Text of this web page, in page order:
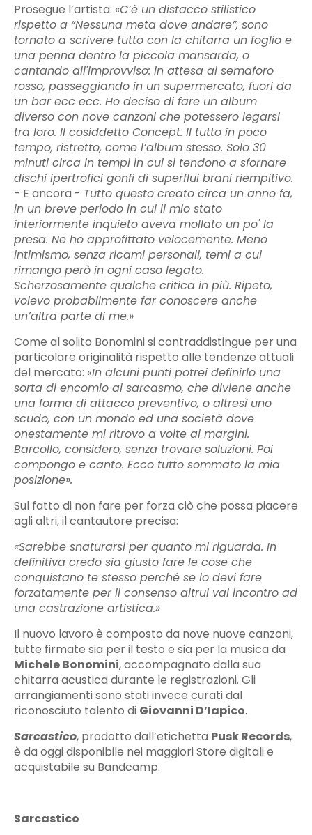
Prosegue l’artista: «C’è un distacco stilistico
rispetto a “Nessuna meta dove andare”, sono
tornato a scrivere tutto con la chitarra un foglio e
una penna dentro la piccola mansarda, o
cantando all'improvviso: in attesa al semaforo
rosso, passeggiando in un supermercato, fuori da
un bar ecc ecc. Ho deciso di fare un album
diverso con nove canzoni che potessero legarsi
tra loro. Il cosiddetto Concept. Il tutto in poco
tempo, ristretto, come l’album stesso. Solo 30
minuti circa in tempi in cui si tendono a sfornare
dischi ipertrofici gonfi di superflui brani riempitivo.
- E ancora - Tutto questo creato circa un anno fa,
in un breve periodo in cui il mio stato
interiormente inquieto aveva mollato un po' la
presa. Ne ho approfittato velocemente. Meno
intimismo, senza ricami personali, temi a cui
rimango però in ogni caso legato.
Scherzosamente qualche critica in più. Ripeto,
volevo probabilmente far conoscere anche
un’altra parte di me.»
Come al solito Bonomini si contraddistingue per una
particolare originalità rispetto alle tendenze attuali
del mercato: «In alcuni punti potrei definirlo una
sorta di encomio al sarcasmo, che diviene anche
una forma di attacco preventivo, o altresì uno
scudo, con un mondo ed una società dove
onestamente mi ritrovo a volte ai margini.
Barcollo, considero, senza trovare soluzioni. Poi
compongo e canto. Ecco tutto sommato la mia
posizione».
Sul fatto di non fare per forza ciò che possa piacere
agli altri, il cantautore precisa:
«Sarebbe snaturarsi per quanto mi riguarda. In
definitiva credo sia giusto fare le cose che
conquistano te stesso perché se lo devi fare
forzatamente per il consenso altrui vai incontro ad
una castrazione artistica.»
Il nuovo lavoro è composto da nove nuove canzoni,
tutte firmate sia per il testo e sia per la musica da
Michele Bonomini, accompagnato dalla sua
chitarra acustica durante le registrazioni. Gli
arrangiamenti sono stati invece curati dal
riconosciuto talento di Giovanni D’Iapico.
Sarcastico, prodotto dall’etichetta Pusk Records,
è da oggi disponibile nei maggiori Store digitali e
acquistabile su Bandcamp.
Sarcastico